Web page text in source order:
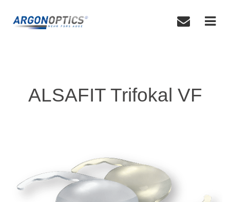
ALSAFIT Trifokal VF